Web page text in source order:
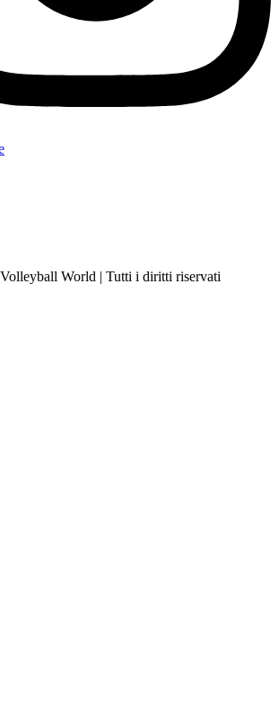
World | Tutti i diritti riservati